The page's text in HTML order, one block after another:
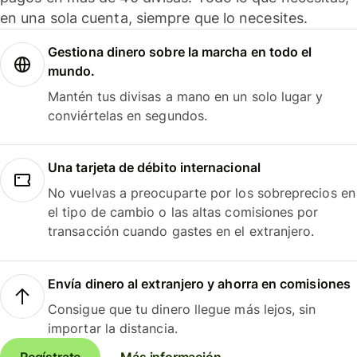
en una sola cuenta, siempre que lo necesites.
Gestiona dinero sobre la marcha en todo el
mundo.
Mantén tus divisas a mano en un solo lugar y
conviértelas en segundos.
Una tarjeta de débito internacional
No vuelvas a preocuparte por los sobreprecios en
el tipo de cambio o las altas comisiones por
transacción cuando gastes en el extranjero.
Envía dinero al extranjero y ahorra en comisiones
Consigue que tu dinero llegue más lejos, sin
importar la distancia.